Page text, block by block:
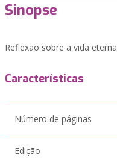
Sinopse
Reflexão sobre a vida eterna
Características
Número de páginas
Edição